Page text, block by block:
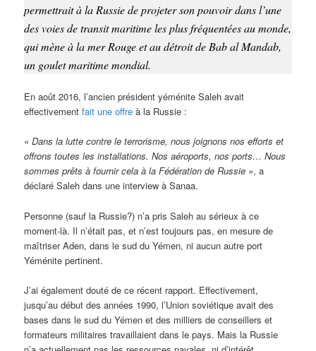
permettrait à la Russie de projeter son pouvoir dans l’une
des voies de transit maritime les plus fréquentées au monde,
qui mène à la mer Rouge et au détroit de Bab al Mandab,
un goulet maritime mondial.
En août 2016, l’ancien président yéménite Saleh avait
effectivementfait une offre à la Russie :
« Dans la lutte contre le terrorisme, nous joignons nos efforts et
offrons toutes les installations. Nos aéroports, nos ports… Nous
sommes prêts à fournir cela à la Fédération de Russie », a
déclaré Saleh dans une interview à Sanaa.
Personne (sauf la Russie?) n’a pris Saleh au sérieux à ce
moment-là. Il n’était pas, et n’est toujours pas, en mesure de
maîtriser Aden, dans le sud du Yémen, ni aucun autre port
Yéménite pertinent.
J’ai également douté de ce récent rapport. Effectivement,
jusqu’au début des années 1990, l’Union soviétique avait des
bases dans le sud du Yémen et des milliers de conseillers et
formateurs militaires travaillaient dans le pays. Mais la Russie